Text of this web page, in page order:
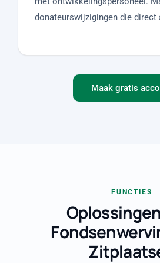
donateurswijzigingen die direct
Maak gratis
FUNCTIES